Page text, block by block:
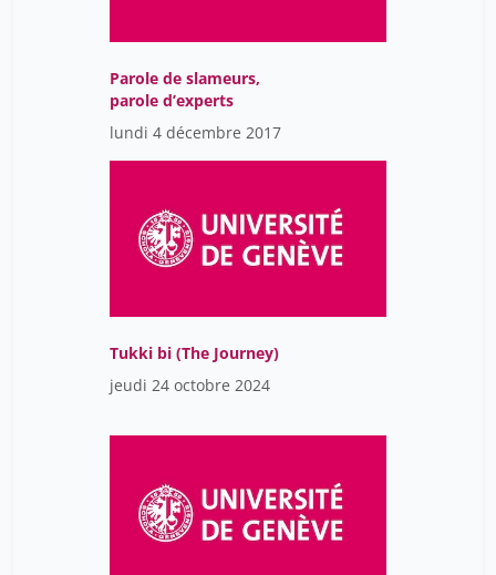
Miranda Ferdinando
Nawej Tshikung Olivier
Neniz Python,
Nicolas Charpentier
Nom Prénom
Pauline Mamie 25
Segeral Olivier
Senatore Rocco
Sophia Besson 25
Vincent-Suter Sonja
carpentier james
Parole de slameurs,
parole d’experts
lundi 4 décembre 2017
Tukki bi (The Journey)
jeudi 24 octobre 2024